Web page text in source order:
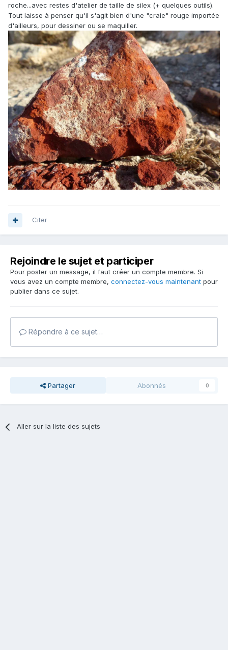
roche...avec restes d'atelier de taille de silex (+ quelques outils).
Tout laisse à penser qu'il s'agit bien d'une "craie" rouge importée
d'ailleurs, pour dessiner ou se maquiller.
Citer
Rejoindre le sujet et participer
Pour poster un message, il faut créer un compte membre. Si
vous avez un compte membre, connectez-vous maintenant pour
publier dans ce sujet.
Répondre à ce sujet…
Partager Abonnés 0
Aller sur la liste des sujets